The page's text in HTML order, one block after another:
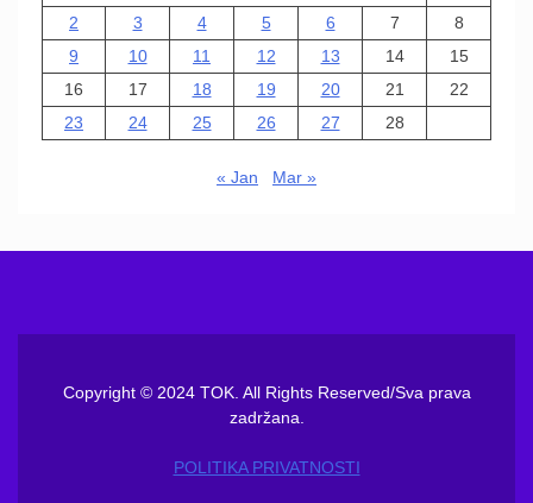
2
3 4 5 6 7
8
9
10 11 12 13 14
15
16
17 18 19 20 21
22
23
24 25 26 27 28
« Jan Mar »
Copyright © 2024 TOK. All Rights Reserved/Sva prava
zadržana.
POLITIKA PRIVATNOSTI